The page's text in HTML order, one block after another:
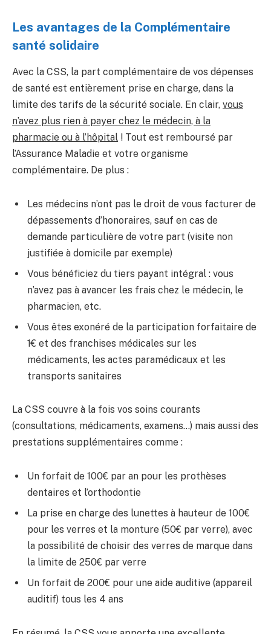
Les avantages de la Complémentaire
santé solidaire
Avec la CSS, la part complémentaire de vos dépenses
de santé est entièrement prise en charge, dans la
limite des tarifs de la sécurité sociale. En clair, vous
n’avez plus rien à payer chez le médecin, à la
pharmacie ou à l’hôpital ! Tout est remboursé par
l’Assurance Maladie et votre organisme
complémentaire. De plus :
Les médecins n’ont pas le droit de vous facturer de
dépassements d’honoraires, sauf en cas de
demande particulière de votre part (visite non
justifiée à domicile par exemple)
Vous bénéficiez du tiers payant intégral : vous
n’avez pas à avancer les frais chez le médecin, le
pharmacien, etc.
Vous êtes exonéré de la participation forfaitaire de
1€ et des franchises médicales sur les
médicaments, les actes paramédicaux et les
transports sanitaires
La CSS couvre à la fois vos soins courants
(consultations, médicaments, examens…) mais aussi des
prestations supplémentaires comme :
Un forfait de 100€ par an pour les prothèses
dentaires et l’orthodontie
La prise en charge des lunettes à hauteur de 100€
pour les verres et la monture (50€ par verre), avec
la possibilité de choisir des verres de marque dans
la limite de 250€ par verre
Un forfait de 200€ pour une aide auditive (appareil
auditif) tous les 4 ans